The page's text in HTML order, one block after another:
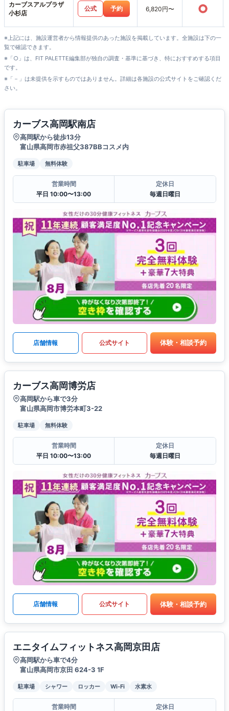
カーブスアルプラザ
小杉店
公式 予約 6,820円〜 ○
※上記には、施設運営者から情報提供のあった施設を掲載しています。全施設は下の一
覧で確認できます。
※「○」は、FIT PALETTE編集部が独自の調査・基準に基づき、特におすすめする項目
です。
※「－」は未提供を示すものではありません。詳細は各施設の公式サイトをご確認くだ
さい。
カーブス高岡駅南店
高岡駅から徒歩13分
富山県高岡市赤祖父387BBコスメ内
駐車場 無料体験
営業時間
平日 10:00〜13:00
定休日
毎週日曜日
店舗情報 公式サイト 体験・相談予約
カーブス高岡博労店
高岡駅から車で3分
富山県高岡市博労本町3-22
駐車場 無料体験
営業時間
平日 10:00〜13:00
定休日
毎週日曜日
店舗情報 公式サイト 体験・相談予約
エニタイムフィットネス高岡京田店
高岡駅から車で4分
富山県高岡市京田 624-3 1F
駐車場 シャワー ロッカー Wi-Fi 水素水
営業時間 定休日